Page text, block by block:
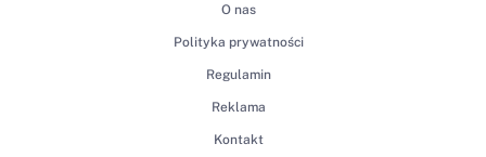
O nas
Polityka prywatności
Regulamin
Reklama
Kontakt